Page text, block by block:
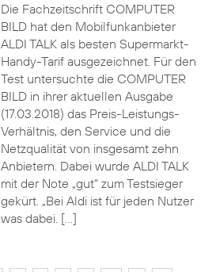
Die Fachzeitschrift COMPUTER
BILD hat den Mobilfunkanbieter
ALDI TALK als besten Supermarkt-
Handy-Tarif ausgezeichnet. Für den
Test untersuchte die COMPUTER
BILD in ihrer aktuellen Ausgabe
(17.03.2018) das Preis-Leistungs-
Verhältnis, den Service und die
Netzqualität von insgesamt zehn
Anbietern. Dabei wurde ALDI TALK
mit der Note „gut“ zum Testsieger
gekürt. „Bei Aldi ist für jeden Nutzer
was dabei. […]